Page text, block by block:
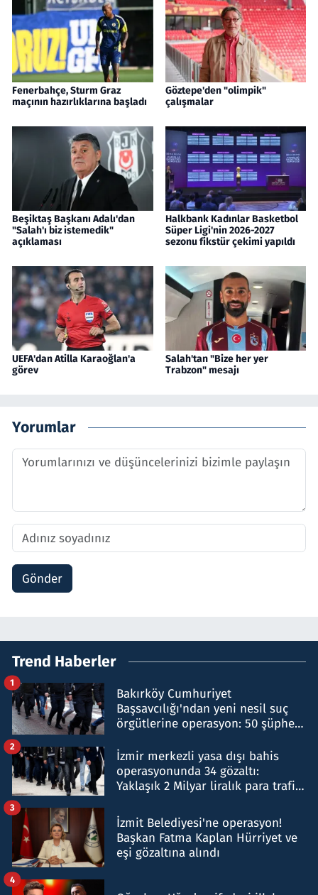
Fenerbahçe, Sturm Graz
maçının hazırlıklarına başladı
Göztepe'den "olimpik"
çalışmalar
Beşiktaş Başkanı Adalı'dan
"Salah'ı biz istemedik"
açıklaması
Halkbank Kadınlar Basketbol
Süper Ligi'nin 2026-2027
sezonu fikstür çekimi yapıldı
UEFA'dan Atilla Karaoğlan'a
görev
Salah'tan "Bize her yer
Trabzon" mesajı
Yorumlar
Gönder
Trend Haberler
Bakırköy Cumhuriyet
Başsavcılığı'ndan yeni nesil suç
örgütlerine operasyon: 50 şüpheli
1
İzmir merkezli yasa dışı bahis
operasyonunda 34 gözaltı:
Yaklaşık 2 Milyar liralık para trafiği
2
İzmit Belediyesi'ne operasyon!
Başkan Fatma Kaplan Hürriyet ve
eşi gözaltına alındı
3
4